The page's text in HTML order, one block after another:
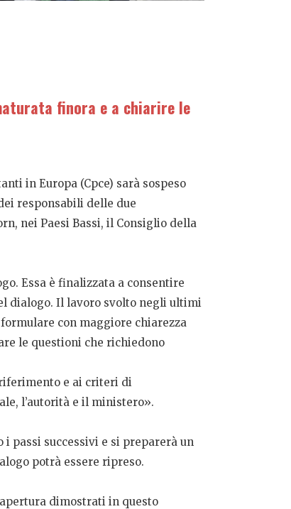
finora e a chiarire le
in Europa (Cpce) sarà sospeso
responsabili delle due
nei Paesi Bassi, il Consiglio della
Essa è finalizzata a consentire
dialogo. Il lavoro svolto negli ultimi
con maggiore chiarezza
le questioni che richiedono
e ai criteri di
l’autorità e il ministero».
passi successivi e si preparerà un
potrà essere ripreso.
dimostrati in questo